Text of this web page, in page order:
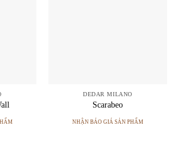
DEDAR MILANO
Scarabeo
NHẬN BÁO GIÁ SẢN PHẨM